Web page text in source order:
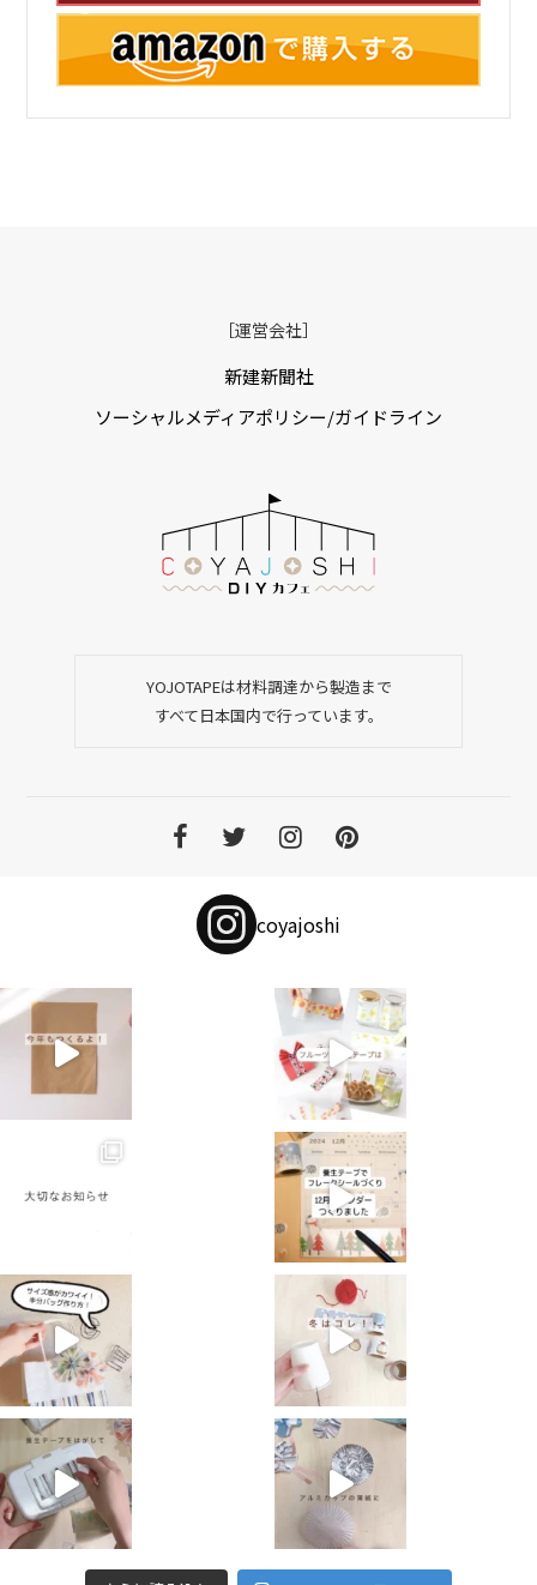
［運営会社］
新建新聞社
ソーシャルメディアポリシー/ガイドライン
YOJOTAPEは材料調達から製造まで
すべて日本国内で行っています。
coyajoshi